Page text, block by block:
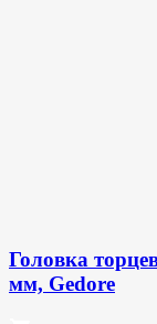
Головка
мм, Gedore